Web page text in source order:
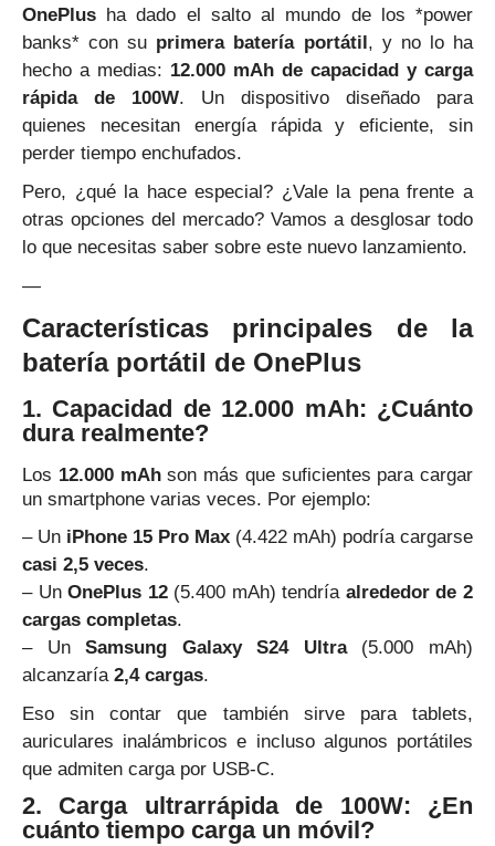
OnePlus ha dado el salto al mundo de los *power
banks* con su primera batería portátil , y no lo ha
hecho a medias: 12.000 mAh de capacidad y carga
rápida de 100W. Un dispositivo diseñado para
quienes necesitan energía rápida y eficiente, sin
perder tiempo enchufados.
Pero, ¿qué la hace especial? ¿Vale la pena frente a
otras opciones del mercado? Vamos a desglosar todo
lo que necesitas saber sobre este nuevo lanzamiento.
—
Características principales de la
batería portátil de OnePlus
1. Capacidad de 12.000 mAh: ¿Cuánto
dura realmente?
Los 12.000 mAhson más que suficientes para cargar
un smartphone varias veces. Por ejemplo:
– Un iPhone 15 Pro Max (4.422 mAh) podría cargarse
casi 2,5 veces.
– UnOnePlus 12(5.400 mAh) tendría alrededor de 2
cargas completas.
– UnSamsung Galaxy S24 Ultra(5.000 mAh)
alcanzaría 2,4 cargas.
Eso sin contar que también sirve para tablets,
auriculares inalámbricos e incluso algunos portátiles
que admiten carga por USB-C.
2. Carga ultrarrápida de 100W: ¿En
cuánto tiempo carga un móvil?